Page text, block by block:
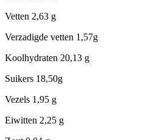
Vetten 2,63 g
Verzadigde vetten 1,57g
Koolhydraten 20,13 g
Suikers 18,50g
Vezels 1,95 g
Eiwitten 2,25 g